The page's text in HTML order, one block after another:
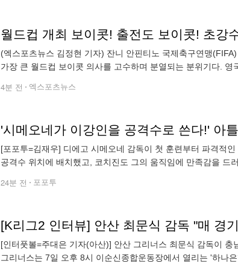
(엑스포츠뉴스 김정현 기자) 잔니 안핀티노 국제축구연맹
가장 큰 월드컵 보이콧 의사를 고수하며 분열되는 분위기다.
4분 전 엑스포츠뉴스
[포포투=김재우] 디에고 시메오네 감독이 첫 훈련부터 파격적
공격수 위치에 배치했고, 코치진도 그의 움직임에 만족감을 드
24분 전 포포투
[K리그2 인터뷰] 안산 최문식 감독 "매 경
[인터풋볼=주대은 기자(아산)] 안산 그리너스 최문식 감독이
그리너스는 7일 오후 8시 이순신종합운동장에서 열리는 '하나